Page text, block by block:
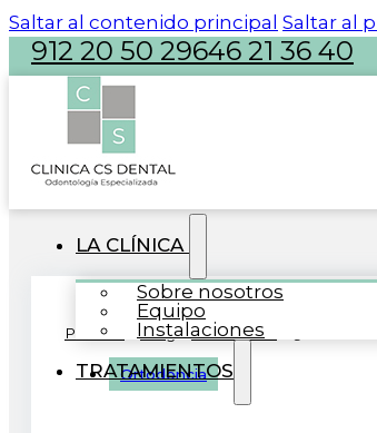
Saltar al contenido principal Saltar al
912 20 50 29646 21 36 40
LA CLÍNICA
Sobre nosotros
Equipo
Instalaciones
TRATAMIENTOS
Portada »Blog»Ortodoncia
Ortodoncia